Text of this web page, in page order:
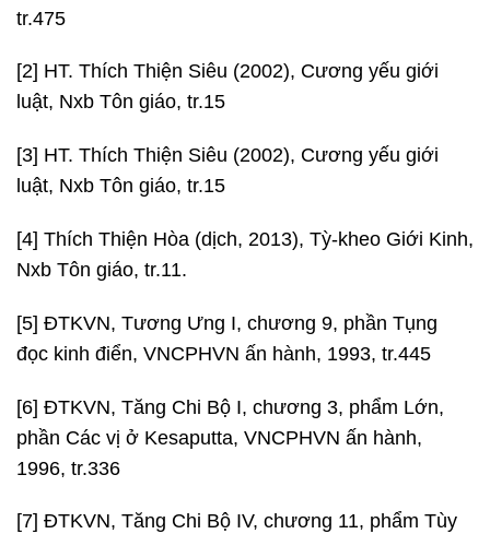
tr.475
[2] HT. Thích Thiện Siêu (2002), Cương yếu giới
luật, Nxb Tôn giáo, tr.15
[3] HT. Thích Thiện Siêu (2002), Cương yếu giới
luật, Nxb Tôn giáo, tr.15
[4] Thích Thiện Hòa (dịch, 2013), Tỳ-kheo Giới Kinh,
Nxb Tôn giáo, tr.11.
[5] ĐTKVN, Tương Ưng I, chương 9, phần Tụng
đọc kinh điển, VNCPHVN ấn hành, 1993, tr.445
[6] ĐTKVN, Tăng Chi Bộ I, chương 3, phẩm Lớn,
phần Các vị ở Kesaputta, VNCPHVN ấn hành,
1996, tr.336
[7] ĐTKVN, Tăng Chi Bộ IV, chương 11, phẩm Tùy